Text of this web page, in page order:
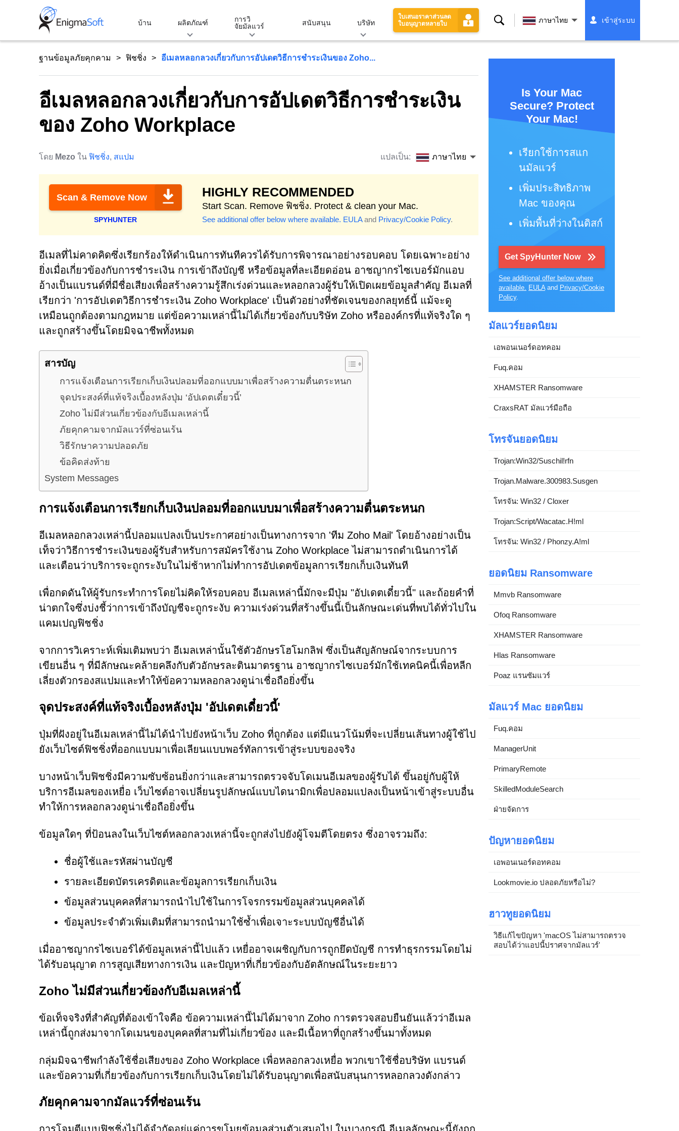
บ้าน ผลิตภัณฑ์
การวิ
จัยมัลแวร์
สนับสนุน บริษัท
ใบเสนอราคาส่วนลด
ใบอนุญาตหลายใบ
ค้นหา ภาษาไทย เข้าสู่ระบบ
ฐานข้อมูลภัยคุกคาม ฟิชชิ่ง อีเมลหลอกลวงเกี่ยวกับการอัปเดตวิธีการชำระเงินของ Zoho...
อีเมลหลอกลวงเกี่ยวกับการอัปเดตวิธีการชำระเงิน
ของ Zoho Workplace
โดย Mezo ใน ฟิชชิ่ง, สแปม แปลเป็น: ภาษาไทย
Scan & Remove Now
SPYHUNTER
HIGHLY RECOMMENDED
Start Scan. Remove ฟิชชิ่ง. Protect & clean your Mac.
See additional offer below where available. EULAand Privacy/Cookie Policy.
อีเมลที่ไม่คาดคิดซึ่งเรียกร้องให้ดำเนินการทันทีควรได้รับการพิจารณาอย่างรอบคอบ โดยเฉพาะอย่าง
ยิ่งเมื่อเกี่ยวข้องกับการชำระเงิน การเข้าถึงบัญชี หรือข้อมูลที่ละเอียดอ่อน อาชญากรไซเบอร์มักแอบ
อ้างเป็นแบรนด์ที่มีชื่อเสียงเพื่อสร้างความรู้สึกเร่งด่วนและหลอกลวงผู้รับให้เปิดเผยข้อมูลสำคัญ อีเมลที่
เรียกว่า 'การอัปเดตวิธีการชำระเงิน Zoho Workplace' เป็นตัวอย่างที่ชัดเจนของกลยุทธ์นี้ แม้จะดู
เหมือนถูกต้องตามกฎหมาย แต่ข้อความเหล่านี้ไม่ได้เกี่ยวข้องกับบริษัท Zoho หรือองค์กรที่แท้จริงใด ๆ
และถูกสร้างขึ้นโดยมิจฉาชีพทั้งหมด
สารบัญ
การแจ้งเตือนการเรียกเก็บเงินปลอมที่ออกแบบมาเพื่อสร้างความตื่นตระหนก
จุดประสงค์ที่แท้จริงเบื้องหลังปุ่ม ‘อัปเดตเดี๋ยวนี้’
Zoho ไม่มีส่วนเกี่ยวข้องกับอีเมลเหล่านี้
ภัยคุกคามจากมัลแวร์ที่ซ่อนเร้น
วิธีรักษาความปลอดภัย
ข้อคิดส่งท้าย
System Messages
การแจ้งเตือนการเรียกเก็บเงินปลอมที่ออกแบบมาเพื่อสร้างความตื่นตระหนก
อีเมลหลอกลวงเหล่านี้ปลอมแปลงเป็นประกาศอย่างเป็นทางการจาก 'ทีม Zoho Mail' โดยอ้างอย่างเป็น
เท็จว่าวิธีการชำระเงินของผู้รับสำหรับการสมัครใช้งาน Zoho Workplace ไม่สามารถดำเนินการได้
และเตือนว่าบริการจะถูกระงับในไม่ช้าหากไม่ทำการอัปเดตข้อมูลการเรียกเก็บเงินทันที
เพื่อกดดันให้ผู้รับกระทำการโดยไม่คิดให้รอบคอบ อีเมลเหล่านี้มักจะมีปุ่ม "อัปเดตเดี๋ยวนี้" และถ้อยคำที่
น่าตกใจซึ่งบ่งชี้ว่าการเข้าถึงบัญชีจะถูกระงับ ความเร่งด่วนที่สร้างขึ้นนี้เป็นลักษณะเด่นที่พบได้ทั่วไปใน
แคมเปญฟิชชิ่ง
จากการวิเคราะห์เพิ่มเติมพบว่า อีเมลเหล่านั้นใช้ตัวอักษรโฮโมกลิฟ ซึ่งเป็นสัญลักษณ์จากระบบการ
เขียนอื่น ๆ ที่มีลักษณะคล้ายคลึงกับตัวอักษรละตินมาตรฐาน อาชญากรไซเบอร์มักใช้เทคนิคนี้เพื่อหลีก
เลี่ยงตัวกรองสแปมและทำให้ข้อความหลอกลวงดูน่าเชื่อถือยิ่งขึ้น
จุดประสงค์ที่แท้จริงเบื้องหลังปุ่ม 'อัปเดตเดี๋ยวนี้'
ปุ่มที่ฝังอยู่ในอีเมลเหล่านี้ไม่ได้นำไปยังหน้าเว็บ Zoho ที่ถูกต้อง แต่มีแนวโน้มที่จะเปลี่ยนเส้นทางผู้ใช้ไป
ยังเว็บไซต์ฟิชชิ่งที่ออกแบบมาเพื่อเลียนแบบพอร์ทัลการเข้าสู่ระบบของจริง
บางหน้าเว็บฟิชชิ่งมีความซับซ้อนยิ่งกว่าและสามารถตรวจจับโดเมนอีเมลของผู้รับได้ ขึ้นอยู่กับผู้ให้
บริการอีเมลของเหยื่อ เว็บไซต์อาจเปลี่ยนรูปลักษณ์แบบไดนามิกเพื่อปลอมแปลงเป็นหน้าเข้าสู่ระบบอื่น
ทำให้การหลอกลวงดูน่าเชื่อถือยิ่งขึ้น
ข้อมูลใดๆ ที่ป้อนลงในเว็บไซต์หลอกลวงเหล่านี้จะถูกส่งไปยังผู้โจมตีโดยตรง ซึ่งอาจรวมถึง:
ชื่อผู้ใช้และรหัสผ่านบัญชี
รายละเอียดบัตรเครดิตและข้อมูลการเรียกเก็บเงิน
ข้อมูลส่วนบุคคลที่สามารถนำไปใช้ในการโจรกรรมข้อมูลส่วนบุคคลได้
ข้อมูลประจำตัวเพิ่มเติมที่สามารถนำมาใช้ซ้ำเพื่อเจาะระบบบัญชีอื่นได้
เมื่ออาชญากรไซเบอร์ได้ข้อมูลเหล่านี้ไปแล้ว เหยื่ออาจเผชิญกับการถูกยึดบัญชี การทำธุรกรรมโดยไม่
ได้รับอนุญาต การสูญเสียทางการเงิน และปัญหาที่เกี่ยวข้องกับอัตลักษณ์ในระยะยาว
Zoho ไม่มีส่วนเกี่ยวข้องกับอีเมลเหล่านี้
ข้อเท็จจริงที่สำคัญที่ต้องเข้าใจคือ ข้อความเหล่านี้ไม่ได้มาจาก Zoho การตรวจสอบยืนยันแล้วว่าอีเมล
เหล่านี้ถูกส่งมาจากโดเมนของบุคคลที่สามที่ไม่เกี่ยวข้อง และมีเนื้อหาที่ถูกสร้างขึ้นมาทั้งหมด
กลุ่มมิจฉาชีพกำลังใช้ชื่อเสียงของ Zoho Workplace เพื่อหลอกลวงเหยื่อ พวกเขาใช้ชื่อบริษัท แบรนด์
และข้อความที่เกี่ยวข้องกับการเรียกเก็บเงินโดยไม่ได้รับอนุญาตเพื่อสนับสนุนการหลอกลวงดังกล่าว
ภัยคุกคามจากมัลแวร์ที่ซ่อนเร้น
Is Your Mac
Secure? Protect
Your Mac!
เรียกใช้การสแก
นมัลแวร์
เพิ่มประสิทธิภาพ
Mac ของคุณ
เพิ่มพื้นที่ว่างในดิสก์
Get SpyHunter Now
See additional offer below where
available. EULAand Privacy/Cookie
Policy.
มัลแวร์ยอดนิยม
เอพอนเนอร์ดอทคอม
Fuq.คอม
XHAMSTER Ransomware
CraxsRAT มัลแวร์มือถือ
โทรจันยอดนิยม
Trojan:Win32/Suschil!rfn
Trojan.Malware.300983.Susgen
โทรจัน: Win32 / Cloxer
Trojan:Script/Wacatac.H!ml
โทรจัน: Win32 / Phonzy.A!ml
ยอดนิยม Ransomware
Mmvb Ransomware
Ofoq Ransomware
XHAMSTER Ransomware
Hlas Ransomware
Poaz แรนซัมแวร์
มัลแวร์ Mac ยอดนิยม
Fuq.คอม
ManagerUnit
PrimaryRemote
SkilledModuleSearch
ฝ่ายจัดการ
ปัญหายอดนิยม
เอพอนเนอร์ดอทคอม
Lookmovie.io ปลอดภัยหรือไม่?
ฮาวทูยอดนิยม
วิธีแก้ไขปัญหา 'macOS ไม่สามารถตรวจ
สอบได้ว่าแอปนี้ปราศจากมัลแวร์'